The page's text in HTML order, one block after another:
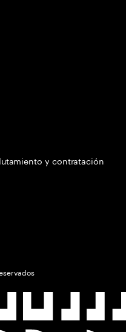
y contratación